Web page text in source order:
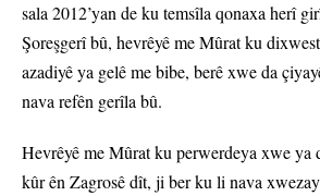
sala 2012’yan de ku temsîla qonaxa herî
Şoreşgerî bû, hevrêyê me Mûrat ku
azadiyê ya gelê me bibe, berê xwe da
nava refên gerîla bû.
Hevrêyê me Mûrat ku perwerdeya xwe ya
kûr ên Zagrosê dît, ji ber ku li nava